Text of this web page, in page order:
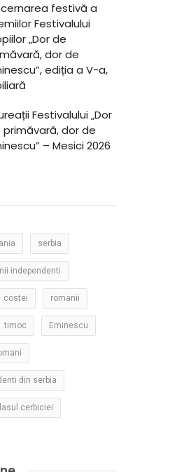
festivă a
Festivalului
„Dor de
dor de
ediția a V-a,
Festivalului „Dor
primăvară, dor de
– Mesici 2026
serbia
independenti
costei romanii
timoc Eminescu
din serbia
cerbiciei